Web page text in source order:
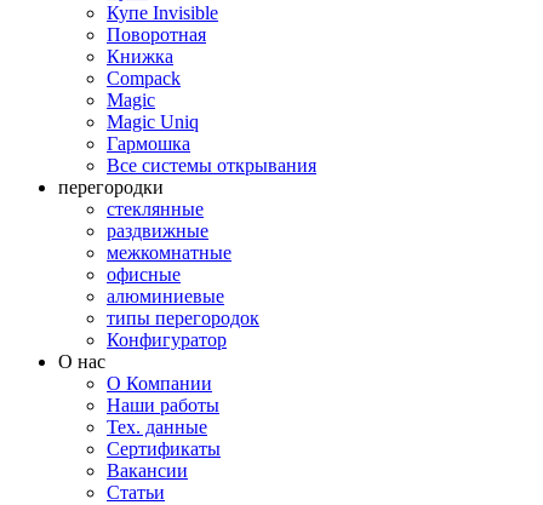
Купе Invisible
Поворотная
Книжка
Compack
Magic
Magic Uniq
Гармошка
Все системы открывания
перегородки
стеклянные
раздвижные
межкомнатные
офисные
алюминиевые
типы перегородок
Конфигуратор
О нас
О Компании
Наши работы
Тех. данные
Сертификаты
Вакансии
Статьи